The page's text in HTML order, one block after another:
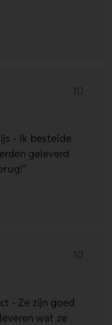
10
- Ik bestelde
geleverd
10
- Ze zijn goed
wat ze